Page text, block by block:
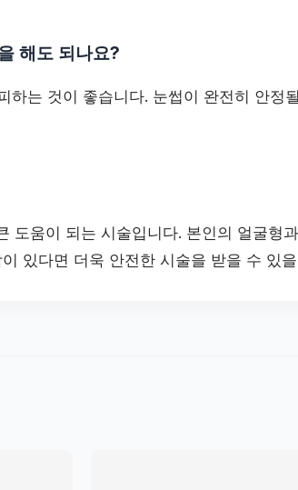
해도 되나요?
는 것이 좋습니다. 눈썹이 완전히 안정
도움이 되는 시술입니다. 본인의 얼굴형
있다면 더욱 안전한 시술을 받을 수 있